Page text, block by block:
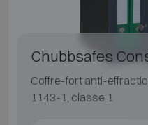
Chubbsafes
Coffre-fort anti-
1143-1, classe 1